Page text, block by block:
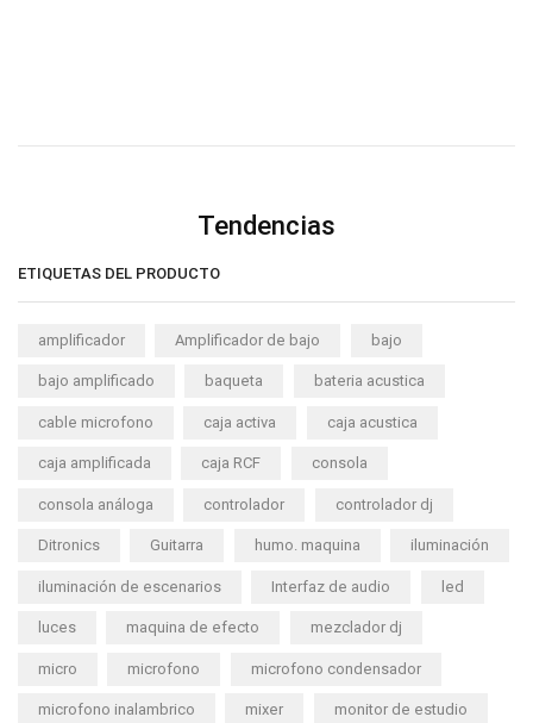
Tendencias
ETIQUETAS DEL PRODUCTO
amplificador Amplificador de bajo bajo
bajo amplificado baqueta bateria acustica
cable microfono caja activa caja acustica
caja amplificada caja RCF consola
consola análoga controlador controlador dj
Ditronics Guitarra humo. maquina iluminación
iluminación de escenarios Interfaz de audio led
luces maquina de efecto mezclador dj
micro microfono microfono condensador
microfono inalambrico mixer monitor de estudio